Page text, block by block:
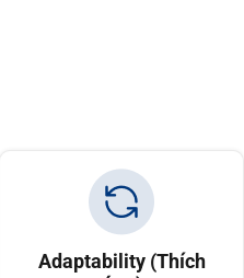
Adaptability (Thích